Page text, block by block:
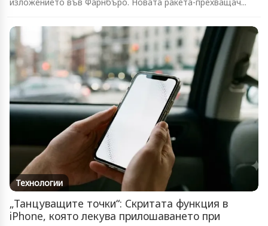
Технологии
„Танцуващите точки“: Скритата функция в
iPhone, която лекува прилошаването при